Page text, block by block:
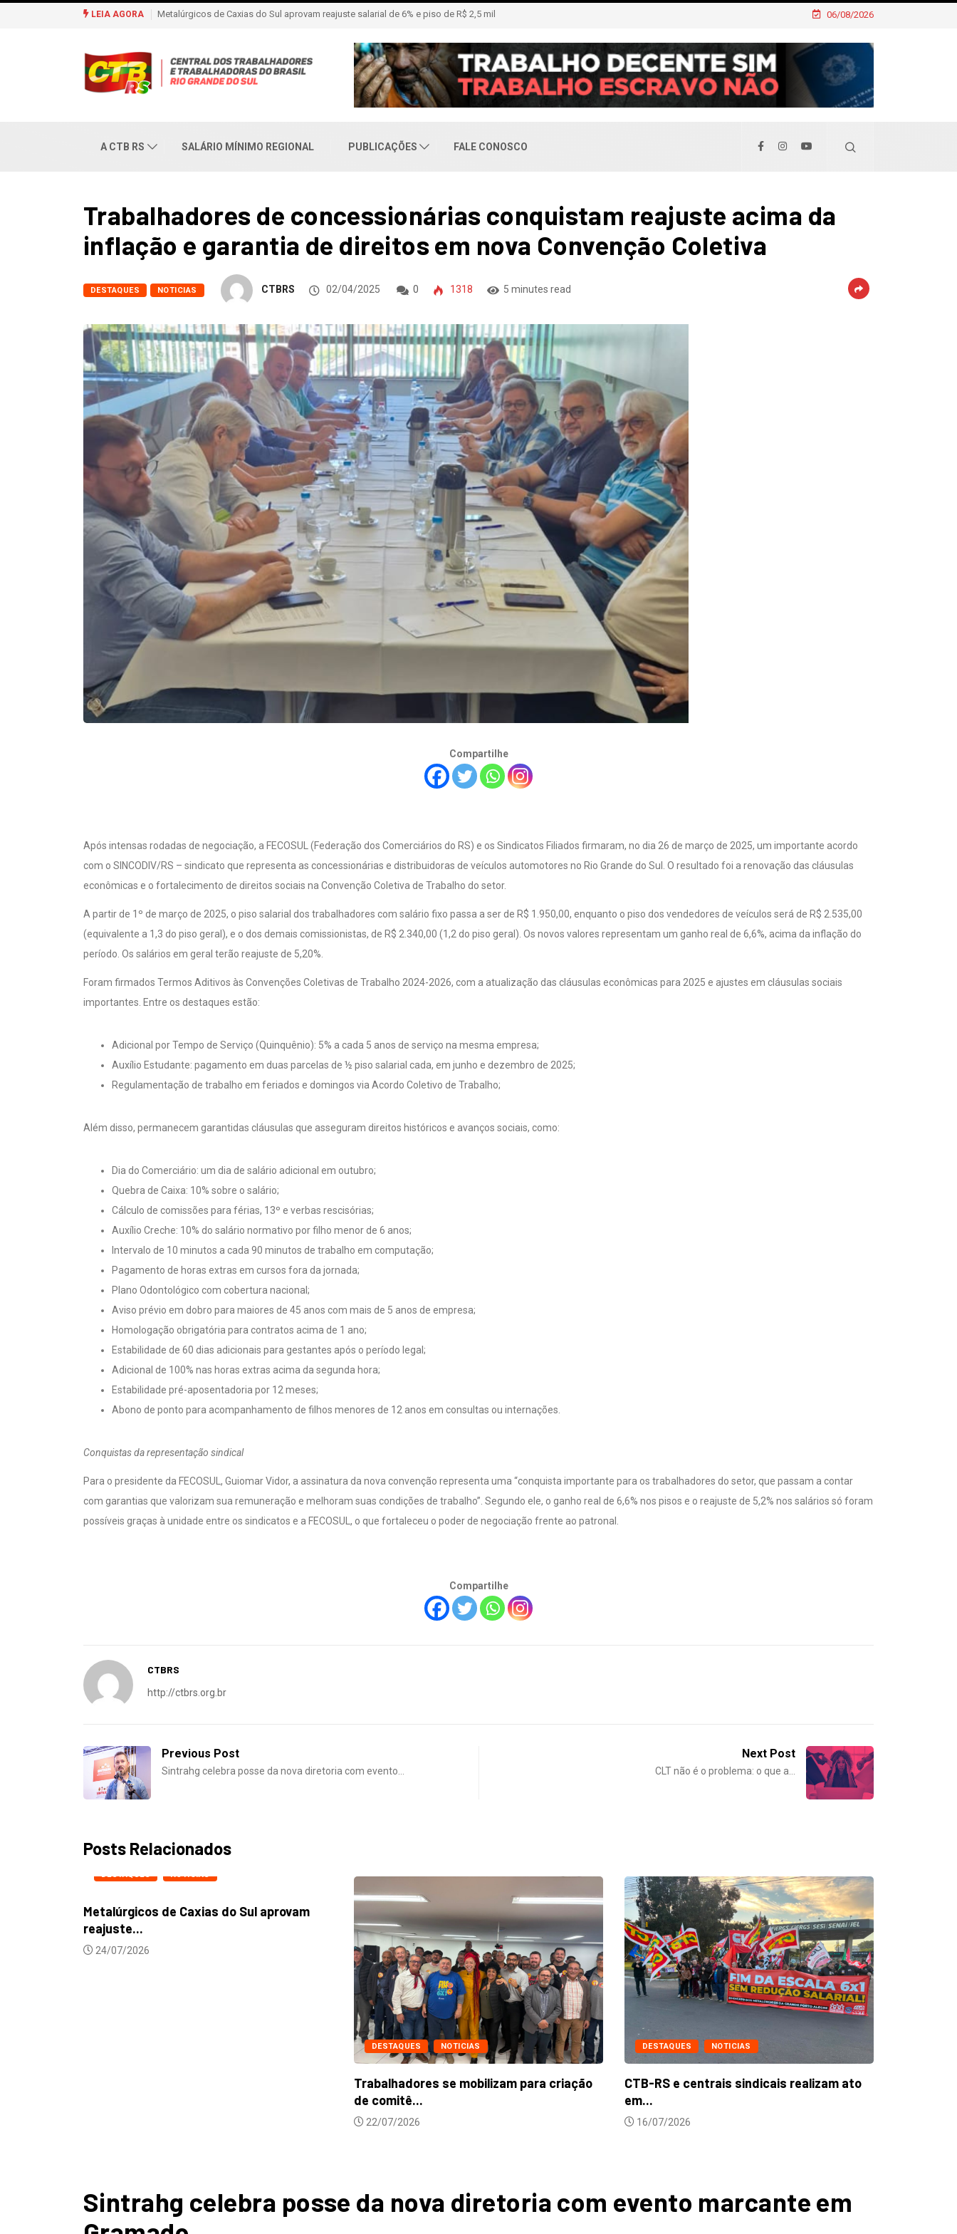
LEIA AGORA Trabalhadores se mobilizam para criação de comitê em apoio à pré-candidatura de Daiana Santos 06/08/2026
A CTB RS SALÁRIO MÍNIMO REGIONAL PUBLICAÇÕES FALE CONOSCO
Trabalhadores de concessionárias conquistam reajuste acima da
inflação e garantia de direitos em nova Convenção Coletiva
DESTAQUES NOTICIAS CTBRS 02/04/2025 0 1318 5 minutes read
Compartilhe
Após intensas rodadas de negociação, a FECOSUL (Federação dos Comerciários do RS) e os Sindicatos Filiados firmaram, no dia 26 de março de 2025, um importante acordo
com o SINCODIV/RS – sindicato que representa as concessionárias e distribuidoras de veículos automotores no Rio Grande do Sul. O resultado foi a renovação das cláusulas
econômicas e o fortalecimento de direitos sociais na Convenção Coletiva de Trabalho do setor.
A partir de 1º de março de 2025, o piso salarial dos trabalhadores com salário fixo passa a ser de R$ 1.950,00, enquanto o piso dos vendedores de veículos será de R$ 2.535,00
(equivalente a 1,3 do piso geral), e o dos demais comissionistas, de R$ 2.340,00 (1,2 do piso geral). Os novos valores representam um ganho real de 6,6%, acima da inflação do
período. Os salários em geral terão reajuste de 5,20%.
Foram firmados Termos Aditivos às Convenções Coletivas de Trabalho 2024-2026, com a atualização das cláusulas econômicas para 2025 e ajustes em cláusulas sociais
importantes. Entre os destaques estão:
Adicional por Tempo de Serviço (Quinquênio): 5% a cada 5 anos de serviço na mesma empresa;
Auxílio Estudante: pagamento em duas parcelas de ½ piso salarial cada, em junho e dezembro de 2025;
Regulamentação de trabalho em feriados e domingos via Acordo Coletivo de Trabalho;
Além disso, permanecem garantidas cláusulas que asseguram direitos históricos e avanços sociais, como:
Dia do Comerciário: um dia de salário adicional em outubro;
Quebra de Caixa: 10% sobre o salário;
Cálculo de comissões para férias, 13º e verbas rescisórias;
Auxílio Creche: 10% do salário normativo por filho menor de 6 anos;
Intervalo de 10 minutos a cada 90 minutos de trabalho em computação;
Pagamento de horas extras em cursos fora da jornada;
Plano Odontológico com cobertura nacional;
Aviso prévio em dobro para maiores de 45 anos com mais de 5 anos de empresa;
Homologação obrigatória para contratos acima de 1 ano;
Estabilidade de 60 dias adicionais para gestantes após o período legal;
Adicional de 100% nas horas extras acima da segunda hora;
Estabilidade pré-aposentadoria por 12 meses;
Abono de ponto para acompanhamento de filhos menores de 12 anos em consultas ou internações.
Conquistas da representação sindical
Para o presidente da FECOSUL, Guiomar Vidor, a assinatura da nova convenção representa uma “conquista importante para os trabalhadores do setor, que passam a contar
com garantias que valorizam sua remuneração e melhoram suas condições de trabalho”. Segundo ele, o ganho real de 6,6% nos pisos e o reajuste de 5,2% nos salários só foram
possíveis graças à unidade entre os sindicatos e a FECOSUL, o que fortaleceu o poder de negociação frente ao patronal.
Compartilhe
CTBRS
http://ctbrs.org.br
Previous Post
Sintrahg celebra posse da nova diretoria com evento…
Next Post
CLT não é o problema: o que a…
Posts Relacionados
DESTAQUES NOTICIAS
CTB-RS e centrais sindicais realizam ato
em...
16/07/2026
DESTAQUES NOTICIAS
Metalúrgicos de Caxias do Sul aprovam
reajuste...
24/07/2026
Sintrahg celebra posse da nova diretoria com evento marcante em